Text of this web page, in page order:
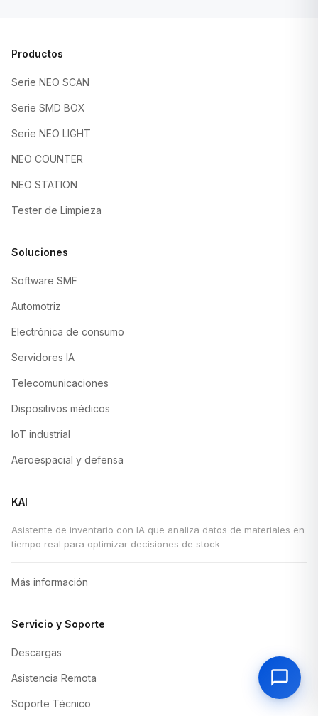
Productos
Serie NEO SCAN
Serie SMD BOX
Serie NEO LIGHT
NEO COUNTER
NEO STATION
Tester de Limpieza
Soluciones
Software SMF
Automotriz
Electrónica de consumo
Servidores IA
Telecomunicaciones
Dispositivos médicos
IoT industrial
Aeroespacial y defensa
KAI
Asistente de inventario con IA que analiza datos de materiales en
tiempo real para optimizar decisiones de stock
Más información
Servicio y Soporte
Descargas
Asistencia Remota
Soporte Técnico